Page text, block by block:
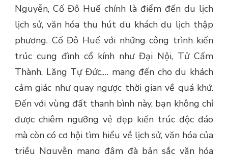
Nguyễn, Cố Đô Huế chính là điểm đến du lịch
lịch sử, văn hóa thu hút du khách du lịch thập
phương. Cố Đô Huế với những công trình kiến
trúc cung đình cổ kính như Đại Nội, Tử Cấm
Thành, Lăng Tự Đức,… mang đến cho du khách
cảm giác như quay ngược thời gian về quá khứ.
Đến với vùng đất thanh bình này, bạn không chỉ
được chiêm ngưỡng vẻ đẹp kiến trúc độc đáo
mà còn có cơ hội tìm hiểu về lịch sử, văn hóa của
triều Nguyễn mang đậm đà bản sắc văn hóa